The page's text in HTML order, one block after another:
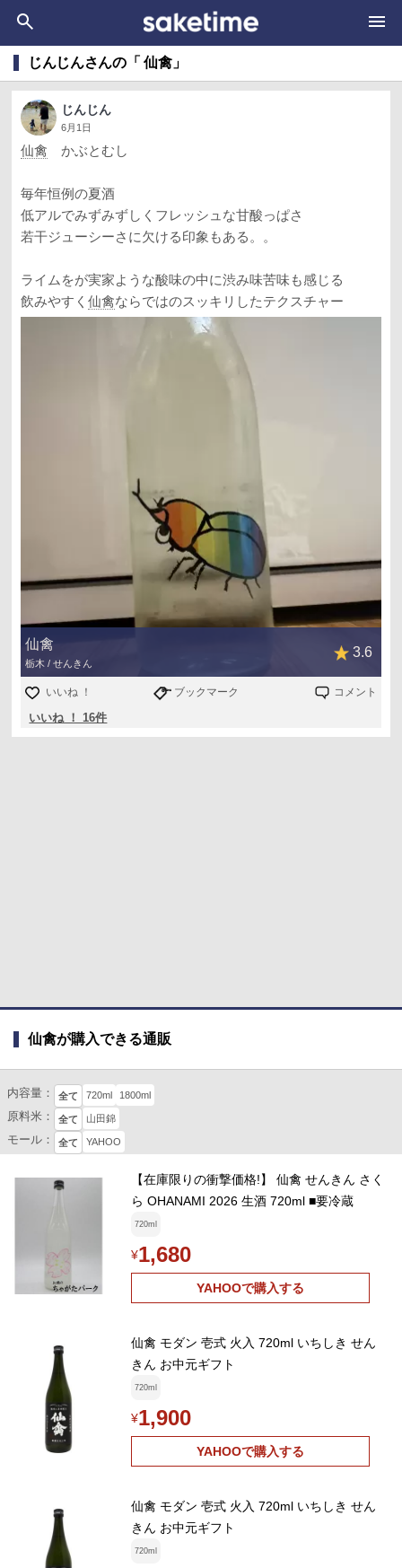
じんじんさんの「 仙禽」
じんじん
6月1日
仙禽 かぶとむし
毎年恒例の夏酒
低アルでみずみずしくフレッシュな甘酸っぱさ
若干ジューシーさに欠ける印象もある。。
ライムをが実家ような酸味の中に渋み味苦味も感じる
飲みやすく仙禽ならではのスッキリしたテクスチャー
仙禽
栃木 / せんきん
3.6
いいね ！ ブックマーク コメント
いいね ！ 16件
仙禽が購入できる通販
内容量： 全て 720ml 1800ml
原料米： 全て 山田錦
モール： 全て YAHOO
【在庫限りの衝撃価格!】 仙禽 せんきん さく
ら OHANAMI 2026 生酒 720ml ■要冷蔵
720ml
¥1,680
YAHOOで購入する
仙禽 モダン 壱式 火入 720ml いちしき せん
きん お中元ギフト
720ml
¥1,900
YAHOOで購入する
仙禽 モダン 壱式 火入 720ml いちしき せん
きん お中元ギフト
720ml